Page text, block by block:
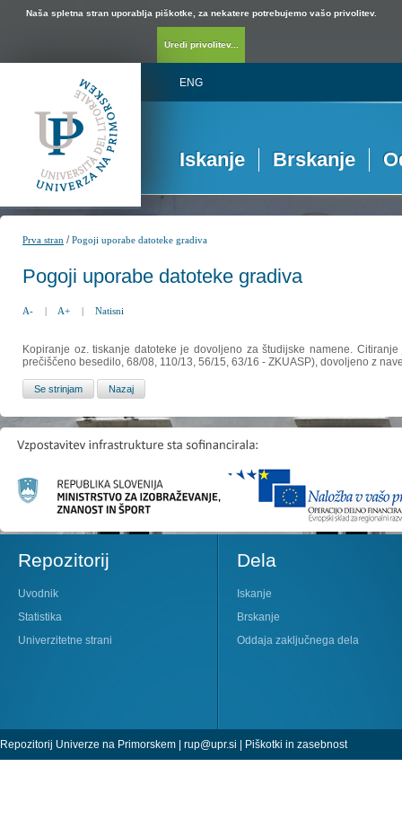
Naša spletna stran uporablja piškotke, za nekatere potrebujemo vašo privolitev.
Uredi privolitev...
ENG
Iskanje Brskanje
Prva stran /Pogoji uporabe datoteke gradiva
Pogoji uporabe datoteke gradiva
A- | A+ | Natisni
Kopiranje oz. tiskanje datoteke je dovoljeno za študijske namene.
prečiščeno besedilo, 68/08, 110/13, 56/15, 63/16 - ZKUASP), dovoljeno z
Repozitorij
Uvodnik
Statistika
Univerzitetne strani
Dela
Iskanje
Brskanje
Oddaja zaključnega dela
Repozitorij Univerze na Primorskem | rup@upr.si | Piškotki in zasebnost